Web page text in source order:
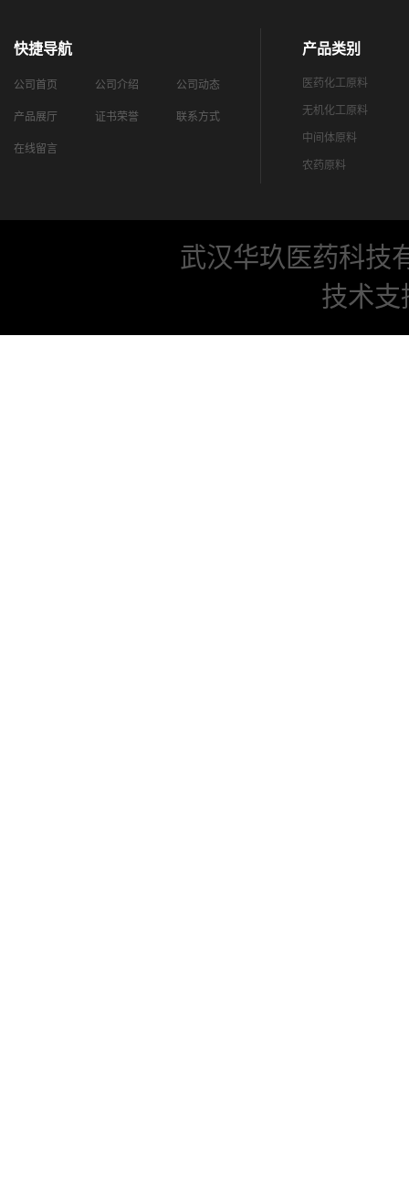
快捷导航
公司首页 公司介绍 公司动态
产品展厅 证书荣誉 联系方式
在线留言
产品类别
医药化工原料
无机化工原料
中间体原料
农药原料
武汉华玖医药科技
技术